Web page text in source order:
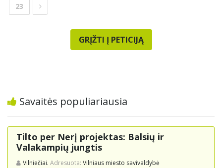
23
GRĮŽTI Į PETICIJĄ
Savaitės populiariausia
Tilto per Nerį projektas: Balsių ir
Valakampių jungtis
Vilniečiai. Adresuota: Vilniaus miesto savivaldybė